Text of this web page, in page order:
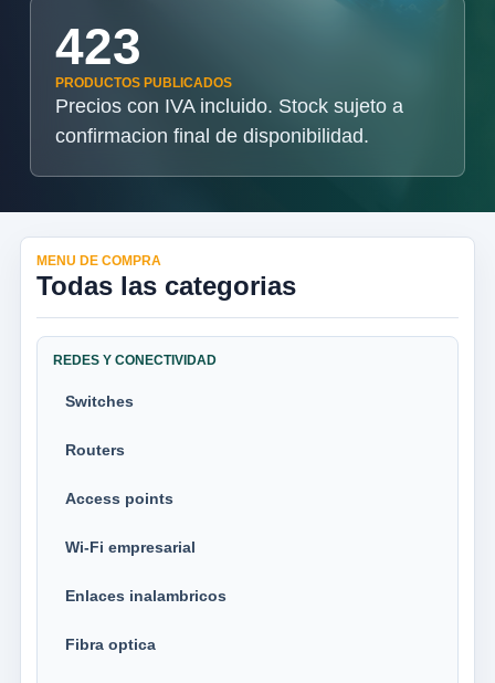
423
PRODUCTOS PUBLICADOS
Precios con IVA incluido. Stock sujeto a
confirmacion final de disponibilidad.
MENU DE COMPRA
Todas las categorias
REDES Y CONECTIVIDAD
Switches
Routers
Access points
Wi-Fi empresarial
Enlaces inalambricos
Fibra optica